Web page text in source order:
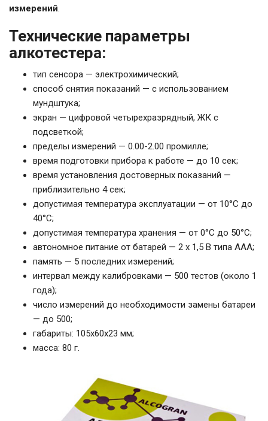
измерений.
Технические параметры
алкотестера:
тип сенсора — электрохимический;
способ снятия показаний — с использованием
мундштука;
экран — цифровой четырехразрядный, ЖК с
подсветкой;
пределы измерений — 0.00-2.00 промилле;
время подготовки прибора к работе — до 10 сек;
время установления достоверных показаний —
приблизительно 4 сек;
допустимая температура эксплуатации — от 10°С до
40°С;
допустимая температура хранения — от 0°С до 50°С;
автономное питание от батарей — 2 х 1,5 В типа ААА;
память — 5 последних измерений;
интервал между калибровками — 500 тестов (около 1
года);
число измерений до необходимости замены батареи
— до 500;
габариты: 105х60х23 мм;
масса: 80 г.